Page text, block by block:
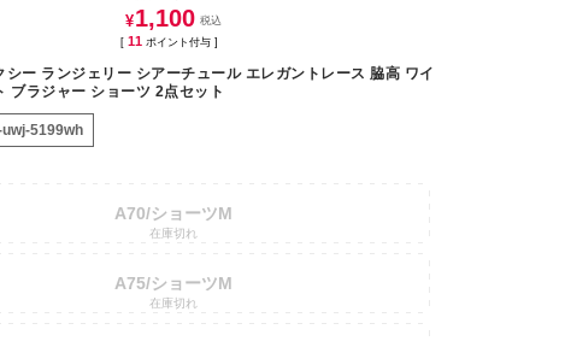
¥1,100
[ 11 ポイント付与 ]
シー ランジェリー シアーチュール エレガントレース 脇高 ワイ
ブラジャー ショーツ 2点セット
5199wh
A70/ショーツM
在庫切れ
A75/ショーツM
在庫切れ